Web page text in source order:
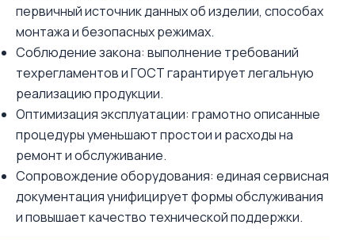
первичный источник данных об изделии, способах
монтажа и безопасных режимах.
Соблюдение закона: выполнение требований
техрегламентов и ГОСТ гарантирует легальную
реализацию продукции.
Оптимизация эксплуатации: грамотно описанные
процедуры уменьшают простои и расходы на
ремонт и обслуживание.
Сопровождение оборудования: единая сервисная
документация унифицирует формы обслуживания
и повышает качество технической поддержки.